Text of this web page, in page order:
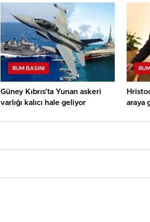
RUM BASINI
Güney Kıbrıs’ta Yunan askeri
varlığı kalıcı hale geliyor
araya